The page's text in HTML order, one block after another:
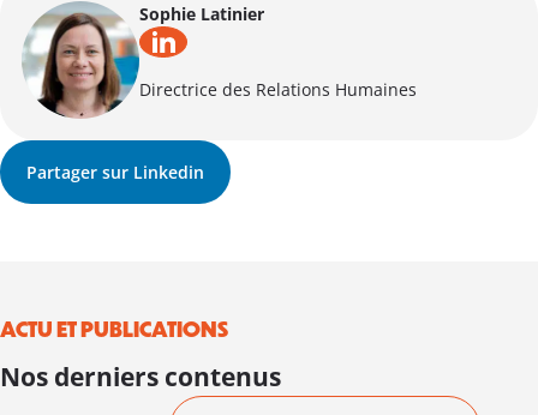
Sophie Latinier
Directrice des Relations Humaines
Partager sur Linkedin
ACTU ET PUBLICATIONS
Nos derniers contenus